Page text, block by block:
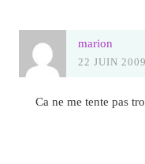
marion
22 JUIN
Ca ne me tente pas